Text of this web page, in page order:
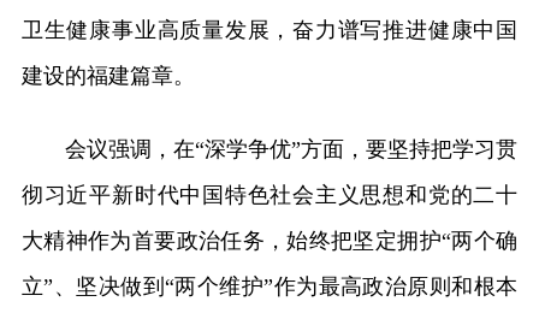
卫生健康事业高质量发展，奋力谱写推进健康中国
建设的福建篇章。
会议强调，在“深学争优”方面，要坚持把学习贯
彻习近平新时代中国特色社会主义思想和党的二十
大精神作为首要政治任务，始终把坚定拥护“两个确
立”、坚决做到“两个维护”作为最高政治原则和根本